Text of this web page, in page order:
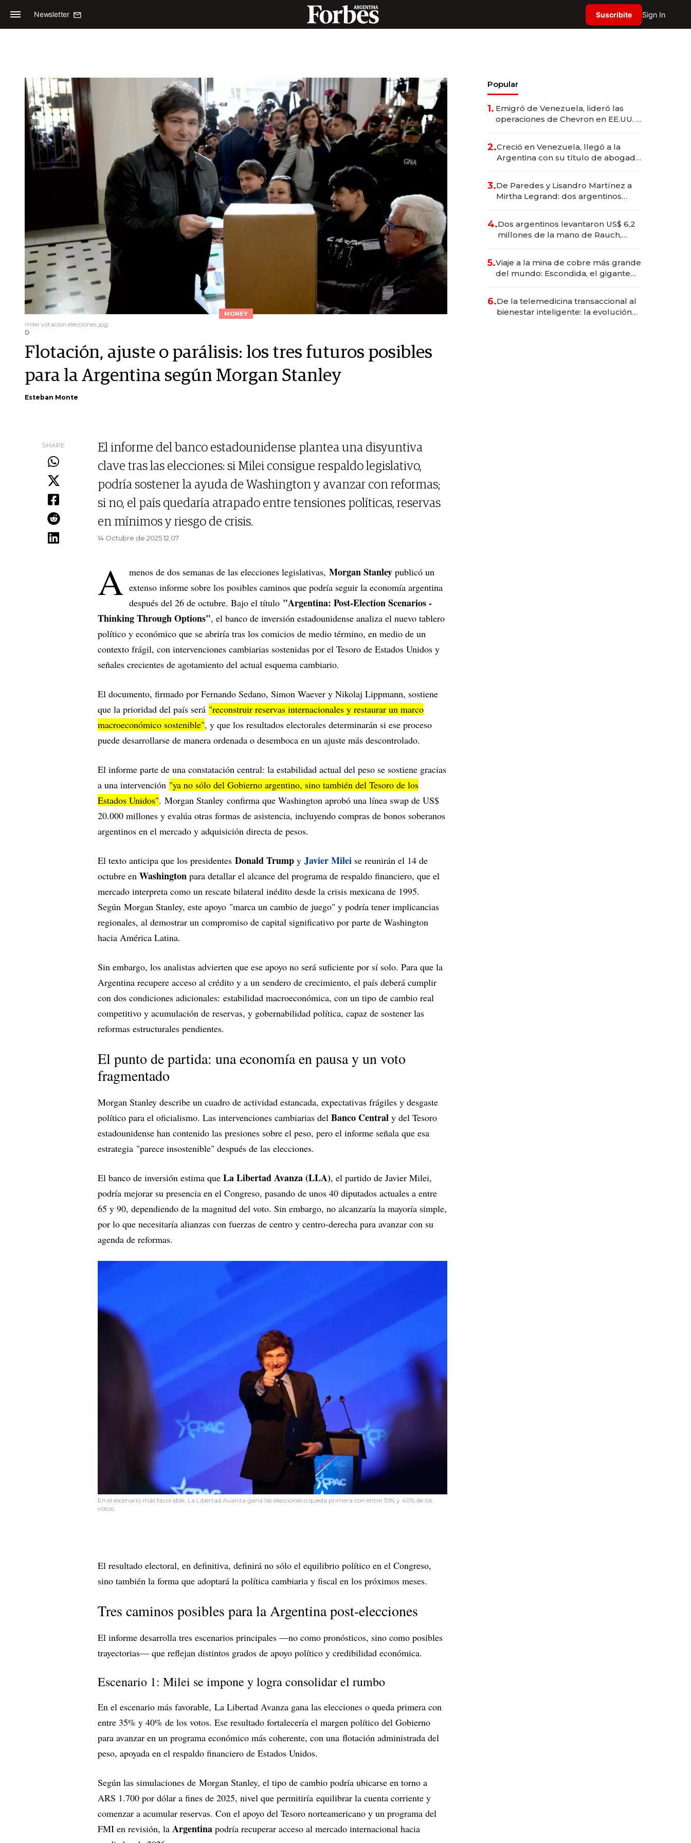
Newsletter Suscribite Sign In
MONEY
milei votacion elecciones.jpg
D
Flotación, ajuste o parálisis: los tres futuros posibles
para la Argentina según Morgan Stanley
Esteban Monte
SHARE
El informe del banco estadounidense plantea una disyuntiva
clave tras las elecciones: si Milei consigue respaldo legislativo,
podría sostener la ayuda de Washington y avanzar con reformas;
si no, el país quedaría atrapado entre tensiones políticas, reservas
en mínimos y riesgo de crisis.
14 Octubre de 2025 12.07
A menos de dos semanas de las elecciones legislativas, Morgan Stanley publicó un
extenso informe sobre los posibles caminos que podría seguir la economía argentina
después del 26 de octubre. Bajo el título "Argentina: Post-Election Scenarios -
Thinking Through Options", el banco de inversión estadounidense analiza el nuevo tablero
político y económico que se abriría tras los comicios de medio término, en medio de un
contexto frágil, con intervenciones cambiarias sostenidas por el Tesoro de Estados Unidos y
señales crecientes de agotamiento del actual esquema cambiario.
El documento, firmado por Fernando Sedano, Simon Waever y Nikolaj Lippmann, sostiene
que la prioridad del país será "reconstruir reservas internacionales y restaurar un marco
macroeconómico sostenible", y que los resultados electorales determinarán si ese proceso
puede desarrollarse de manera ordenada o desemboca en un ajuste más descontrolado.
El informe parte de una constatación central: la estabilidad actual del peso se sostiene gracias
a una intervención "ya no sólo del Gobierno argentino, sino también del Tesoro de los
Estados Unidos". Morgan Stanley confirma que Washington aprobó una línea swap de US$
20.000 millones y evalúa otras formas de asistencia, incluyendo compras de bonos soberanos
argentinos en el mercado y adquisición directa de pesos.
El texto anticipa que los presidentes Donald Trump y Javier Milei se reunirán el 14 de
octubre en Washington para detallar el alcance del programa de respaldo financiero, que el
mercado interpreta como un rescate bilateral inédito desde la crisis mexicana de 1995.
Según Morgan Stanley, este apoyo "marca un cambio de juego" y podría tener implicancias
regionales, al demostrar un compromiso de capital significativo por parte de Washington
hacia América Latina.
Sin embargo, los analistas advierten que ese apoyo no será suficiente por sí solo. Para que la
Argentina recupere acceso al crédito y a un sendero de crecimiento, el país deberá cumplir
con dos condiciones adicionales: estabilidad macroeconómica, con un tipo de cambio real
competitivo y acumulación de reservas, y gobernabilidad política, capaz de sostener las
reformas estructurales pendientes.
El punto de partida: una economía en pausa y un voto
fragmentado
Morgan Stanley describe un cuadro de actividad estancada, expectativas frágiles y desgaste
político para el oficialismo. Las intervenciones cambiarias del Banco Central y del Tesoro
estadounidense han contenido las presiones sobre el peso, pero el informe señala que esa
estrategia "parece insostenible" después de las elecciones.
El banco de inversión estima que La Libertad Avanza (LLA), el partido de Javier Milei,
podría mejorar su presencia en el Congreso, pasando de unos 40 diputados actuales a entre
65 y 90, dependiendo de la magnitud del voto. Sin embargo, no alcanzaría la mayoría simple,
por lo que necesitaría alianzas con fuerzas de centro y centro-derecha para avanzar con su
agenda de reformas.
En el escenario más favorable, La Libertad Avanza gana las elecciones o queda primera con entre 35% y 40% de los
votos.
El resultado electoral, en definitiva, definirá no sólo el equilibrio político en el Congreso,
sino también la forma que adoptará la política cambiaria y fiscal en los próximos meses.
Tres caminos posibles para la Argentina post-elecciones
El informe desarrolla tres escenarios principales —no como pronósticos, sino como posibles
trayectorias— que reflejan distintos grados de apoyo político y credibilidad económica.
Escenario 1: Milei se impone y logra consolidar el rumbo
En el escenario más favorable, La Libertad Avanza gana las elecciones o queda primera con
entre 35% y 40% de los votos. Ese resultado fortalecería el margen político del Gobierno
para avanzar en un programa económico más coherente, con una flotación administrada del
peso, apoyada en el respaldo financiero de Estados Unidos.
Según las simulaciones de Morgan Stanley, el tipo de cambio podría ubicarse en torno a
ARS 1.700 por dólar a fines de 2025, nivel que permitiría equilibrar la cuenta corriente y
comenzar a acumular reservas. Con el apoyo del Tesoro norteamericano y un programa del
FMI en revisión, la Argentina podría recuperar acceso al mercado internacional hacia
Popular
1. Emigró de Venezuela, lideró las
operaciones de Chevron en EE.UU. y
2.Creció en Venezuela, llegó a la
Argentina con su título de abogado
marcas "fast premium"
3.De Paredes y Lisandro Martínez a
Mirtha Legrand: dos argentinos
deportivo y el cuidado corporal
4.Dos argentinos levantaron US$ 6,2
millones de la mano de Rauch,
5.Viaje a la mina de cobre más grande
del mundo: Escondida, el gigante
6.De la telemedicina transaccional al
bienestar inteligente: la evolución